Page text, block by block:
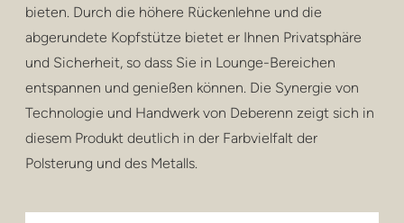
bieten. Durch die höhere Rückenlehne und die
abgerundete Kopfstütze bietet er Ihnen Privatsphäre
und Sicherheit, so dass Sie in Lounge-Bereichen
entspannen und genießen können. Die Synergie von
Technologie und Handwerk von Deberenn zeigt sich in
diesem Produkt deutlich in der Farbvielfalt der
Polsterung und des Metalls.